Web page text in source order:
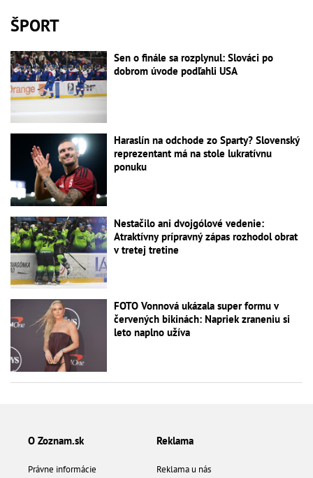
ŠPORT
Sen o finále sa rozplynul: Slováci po
dobrom úvode podľahli USA
Haraslín na odchode zo Sparty? Slovenský
reprezentant má na stole lukratívnu
ponuku
Nestačilo ani dvojgólové vedenie:
Atraktívny prípravný zápas rozhodol obrat
v tretej tretine
FOTO Vonnová ukázala super formu v
červených bikinách: Napriek zraneniu si
leto naplno užíva
O Zoznam.sk
Právne informácie
Reklama
Reklama u nás